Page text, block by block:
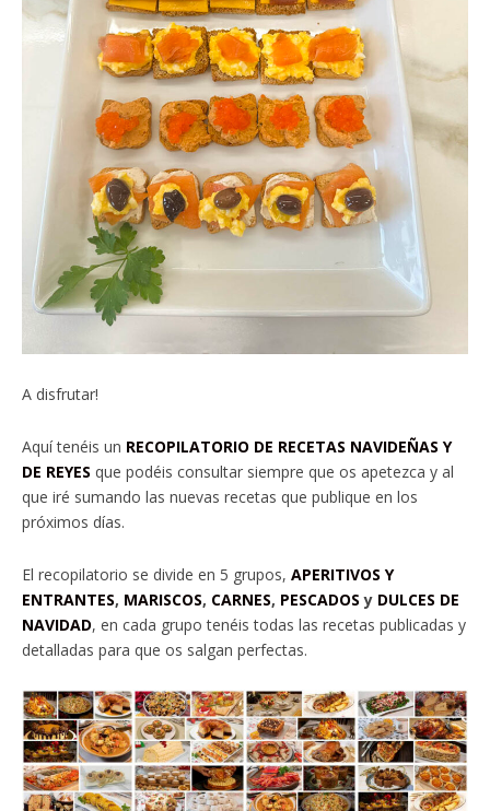
A disfrutar!
Aquí tenéis un RECOPILATORIO DE RECETAS NAVIDEÑAS Y
DE REYES que podéis consultar siempre que os apetezca y al
que iré sumando las nuevas recetas que publique en los
próximos días.
El recopilatorio se divide en 5 grupos, APERITIVOS Y
ENTRANTES, MARISCOS, CARNES, PESCADOS y DULCES DE
NAVIDAD, en cada grupo tenéis todas las recetas publicadas y
detalladas para que os salgan perfectas.